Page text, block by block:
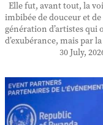
Elle fut, avant tout, la
imbibée de douceur et
génération d’artistes qui
d’exubérance, mais par
30 July,